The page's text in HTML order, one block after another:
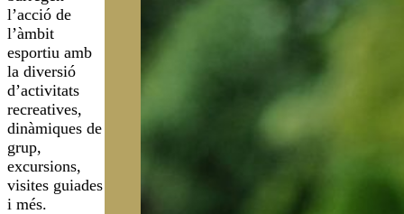
l’acció de
l’àmbit
esportiu amb
la diversió
d’activitats
recreatives,
dinàmiques de
grup,
excursions,
visites guiades
i més.